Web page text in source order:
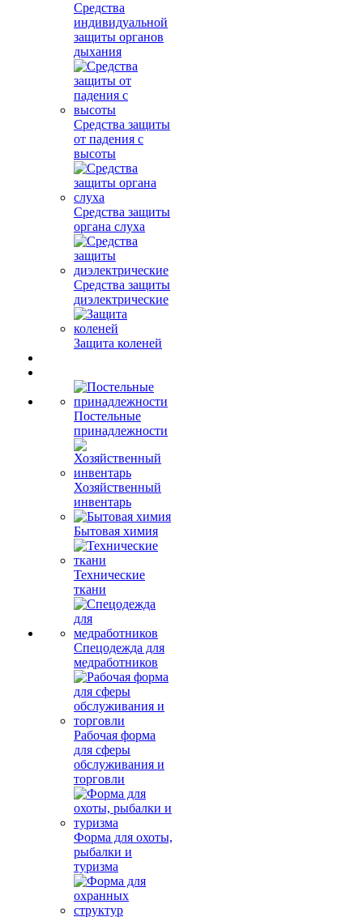
Средства
индивидуальной
защиты органов
дыхания
Средства защиты
от падения с
высоты
Средства защиты
органа слуха
Средства защиты
диэлектрические
Защита коленей
Постельные
принадлежности
Хозяйственный
инвентарь
Бытовая химия
Технические
ткани
Спецодежда для
медработников
Рабочая форма
для сферы
обслуживания и
торговли
Форма для охоты,
рыбалки и
туризма